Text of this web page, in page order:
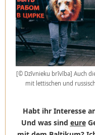
[© Dzīvnieku brīvība] Auch
mit lettischen und
Habt ihr Interesse
Und was sind eure